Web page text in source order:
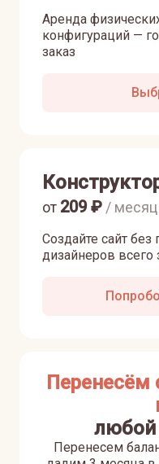
Аренда
конфигураций —
заказ
Создайте сайт
дизайнеров всего
от 209₽ / месяц
любой
Перенесем